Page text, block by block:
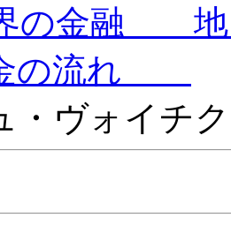
の金融 地
の流れ
・ヴォイチ